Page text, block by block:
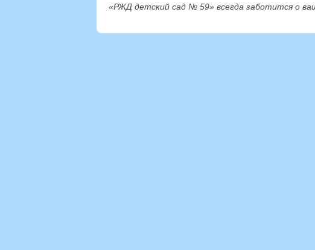
«РЖД детский сад № 59» всегда заботится о